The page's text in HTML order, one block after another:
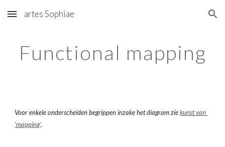
Skip to main content Skip to navigation
artes Sophiae
Functional mapping
Voor enkele onderscheiden begrippen inzake het diagram zie kunst van
'mapping'.